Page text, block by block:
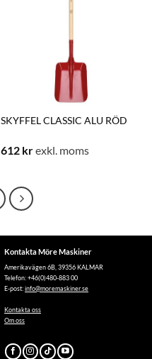
SKYFFEL CLASSIC ALU RÖD
612 krexkl. moms
Kontakta Möre Maskiner
Amerikavägen 6B, 39356 KALMAR
Telefon: +46(0)480-883 00
E-post:info@moremaskiner.se
Kontakta oss
Om oss